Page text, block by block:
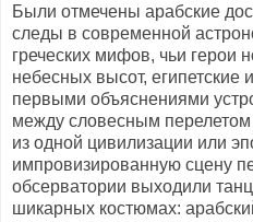
Были отмечены арабские
следы в современной
греческих мифов, чьи герои
небесных высот, египетские
первыми объяснениями
между словесным
из одной цивилизации или
импровизированную сцену
обсерватории выходили
шикарных костюмах: